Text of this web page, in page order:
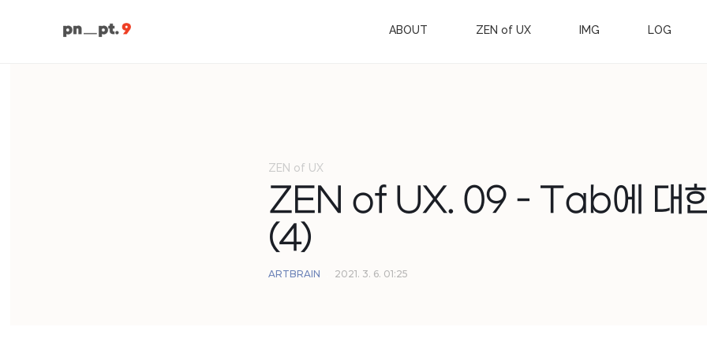
ABOUT ZEN of UX IMG LOG
ZEN of UX
ZEN of UX. 09 - Tab에 대
(4)
ARTBRAIN 2021. 3. 6. 01:25